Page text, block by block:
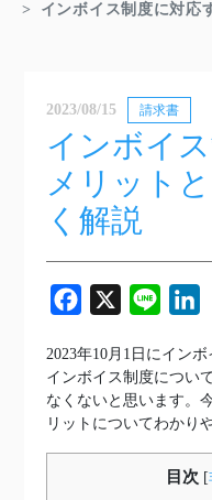
インボイス制度に対応
2023/08/15 請求書
インボイ
メリット
く解説
Facebook
X Line
2023年10月1日にイン
インボイス制度につい
なくないと思います。
リットについてわかり
目次 [